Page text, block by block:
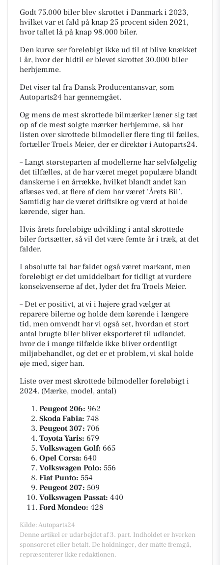
Godt 75.000 biler blev skrottet i Danmark i 2023,
hvilket var et fald på knap 25 procent siden 2021,
hvor tallet lå på knap 98.000 biler.
Den kurve ser foreløbigt ikke ud til at blive knækket
i år, hvor der hidtil er blevet skrottet 30.000 biler
herhjemme.
Det viser tal fra Dansk Producentansvar, som
Autoparts24 har gennemgået.
Og mens de mest skrottede bilmærker læner sig tæt
op af de mest solgte mærker herhjemme, så har
listen over skrottede bilmodeller flere ting til fælles,
fortæller Troels Meier, der er direktør i Autoparts24.
– Langt størsteparten af modellerne har selvfølgelig
det tilfælles, at de har været meget populære blandt
danskerne i en årrække, hvilket blandt andet kan
aflæses ved, at flere af dem har været ‘Årets Bil’.
Samtidig har de været driftsikre og værd at holde
kørende, siger han.
Hvis årets foreløbige udvikling i antal skrottede
biler fortsætter, så vil det være femte år i træk, at det
falder.
I absolutte tal har faldet også været markant, men
foreløbigt er det umiddelbart for tidligt at vurdere
konsekvenserne af det, lyder det fra Troels Meier.
– Det er positivt, at vi i højere grad vælger at
reparere bilerne og holde dem kørende i længere
tid, men omvendt har vi også set, hvordan et stort
antal brugte biler bliver eksporteret til udlandet,
hvor de i mange tilfælde ikke bliver ordentligt
miljøbehandlet, og det er et problem, vi skal holde
øje med, siger han.
Liste over mest skrottede bilmodeller foreløbigt i
2024. (Mærke, model, antal)
Peugeot 206: 962
Skoda Fabia: 748
Peugeot 307: 706
Toyota Yaris: 679
Volkswagen Golf: 665
Opel Corsa: 640
Volkswagen Polo: 556
Fiat Punto: 554
Peugeot 207: 509
Volkswagen Passat: 440
Ford Mondeo: 428
Kilde: Autoparts24
Denne artikel er udarbejdet af 3. part. Indholdet er hverken
sponsoreret eller betalt. De holdninger, der måtte fremgå,
repræsenterer ikke redaktionen.